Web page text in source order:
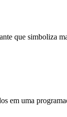
que simboliza
em uma